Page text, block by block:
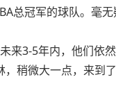
总冠军的球队。毫
3-5年内，他们依然
稍微大一点，来到